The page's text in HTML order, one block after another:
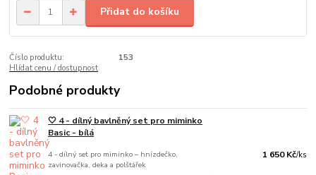
Přidat do košíku
Číslo produktu:
153
Hlídat cenu / dostupnost
Podobné produkty
🤍 4 - dílný bavlněný set pro miminko
Basic - bílá
4 - dílný set pro miminko – hnízdečko,
zavinovačka, deka a polštářek
1 650 Kč/ks